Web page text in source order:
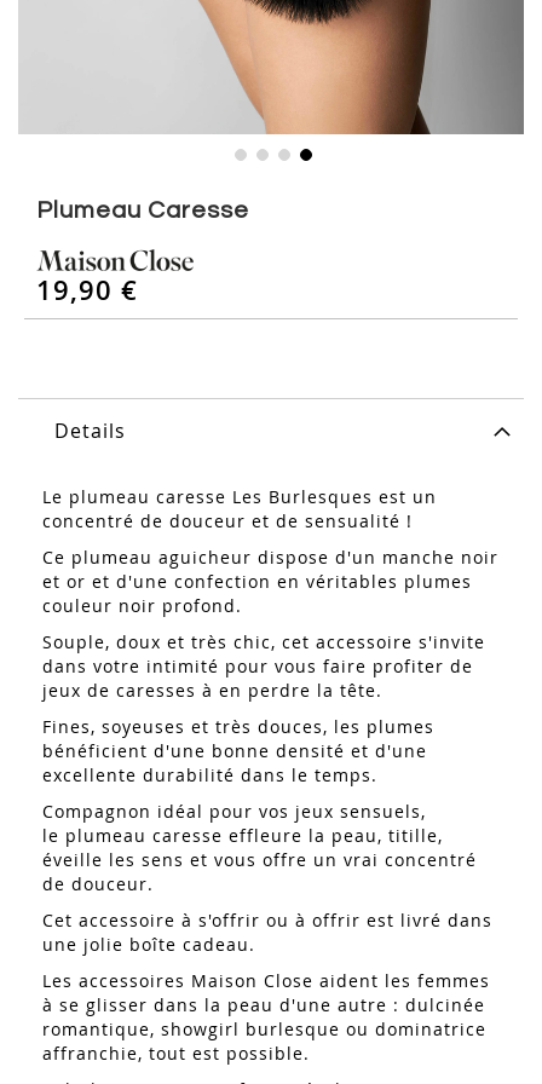
beginning
the
images
Plumeau Caresse
19,90 €
Details
Le plumeau caresse Les Burlesques est un
concentré de douceur et de sensualité !
Ce plumeau aguicheur dispose d'un manche noir
et or et d'une confection en véritables plumes
couleur noir profond.
Souple, doux et très chic, cet accessoire s'invite
dans votre intimité pour vous faire profiter de
jeux de caresses à en perdre la tête.
Fines, soyeuses et très douces, les plumes
bénéficient d'une bonne densité et d'une
excellente durabilité dans le temps.
Compagnon idéal pour vos jeux sensuels,
le plumeau caresse effleure la peau, titille,
éveille les sens et vous offre un vrai concentré
de douceur.
Cet accessoire à s'offrir ou à offrir est livré dans
une jolie boîte cadeau.
Les accessoires Maison Close aident les femmes
à se glisser dans la peau d'une autre : dulcinée
romantique, showgirl burlesque ou dominatrice
affranchie, tout est possible.